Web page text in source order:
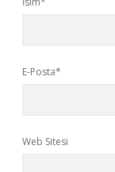
E-Posta*
Web Sitesi